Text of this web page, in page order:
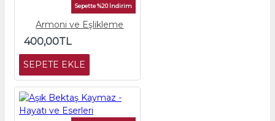
Sepette %20 İndirim
Armoni ve Eşlikleme
400,00TL
SEPETE EKLE